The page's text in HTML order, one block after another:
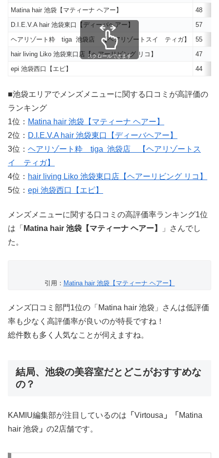
Matina hair 池袋【マティーナ ヘアー】
48
D.I.E.V.A hair 池袋東口【ディーバヘアー】
57
ヘアリゾート粋 tiga 池袋店 【ヘアリゾートスイ ティガ】
55
hair living Liko 池袋東口店【ヘアーリビング リコ】
47
epi 池袋西口【エピ】
44
スクロールできます
■池袋エリアでメンズメニューに関する口コミが高評価の
ランキング
1位： Matina hair 池袋【マティーナ ヘアー】
2位： D.I.E.V.A hair 池袋東口【ディーバヘアー】
3位： ヘアリゾート粋 tiga 池袋店 【ヘアリゾートス
イ ティガ】
4位： hair living Liko 池袋東口店【ヘアーリビング リコ】
5位： epi 池袋西口【エピ】
メンズメニューに関する口コミの高評価率ランキング1位
は「 Matina hair 池袋【マティーナ ヘアー】
」さんでし
た。
引用： Matina hair 池袋【マティーナ ヘアー】
メンズ口コミ部門1位の「Matina hair 池袋」さんは低評価
率も少なく高評価率が良いのが特長ですね！
総件数も多く人気なことが伺えますね。
結局、池袋の美容室だとどこがおすすめな
の？
KAMIU編集部が注目しているのは 「 Virtousa 」「 Matina
hair 池袋 」 の2店舗です。